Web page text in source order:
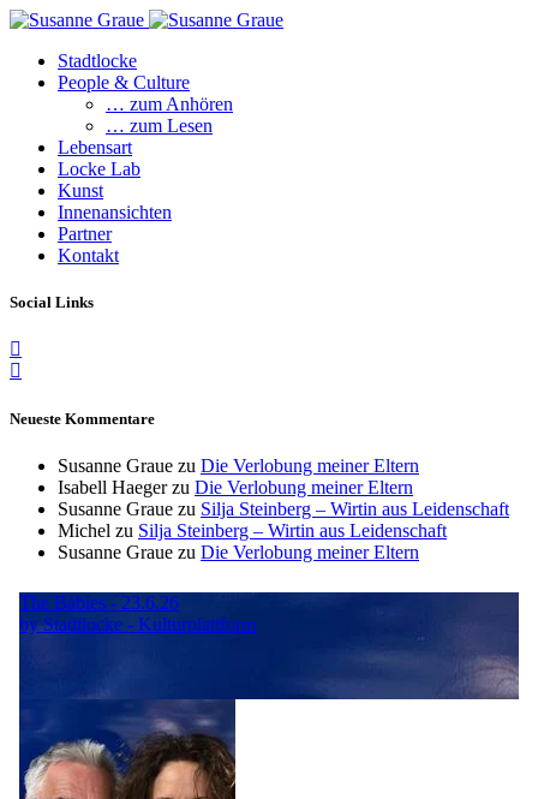
Stadtlocke
People & Culture
… zum Anhören
… zum Lesen
Lebensart
Locke Lab
Kunst
Innenansichten
Partner
Kontakt
Social Links
Neueste Kommentare
Susanne Graue zu Die Verlobung meiner Eltern
Isabell Haegerzu Die Verlobung meiner Eltern
Susanne Graue zu Silja Steinberg – Wirtin aus Leidenschaft
Michel zu Silja Steinberg – Wirtin aus Leidenschaft
Susanne Graue zu Die Verlobung meiner Eltern